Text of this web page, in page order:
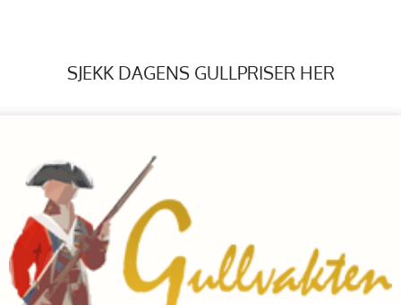
SJEKK DAGENS GULLPRISER HER